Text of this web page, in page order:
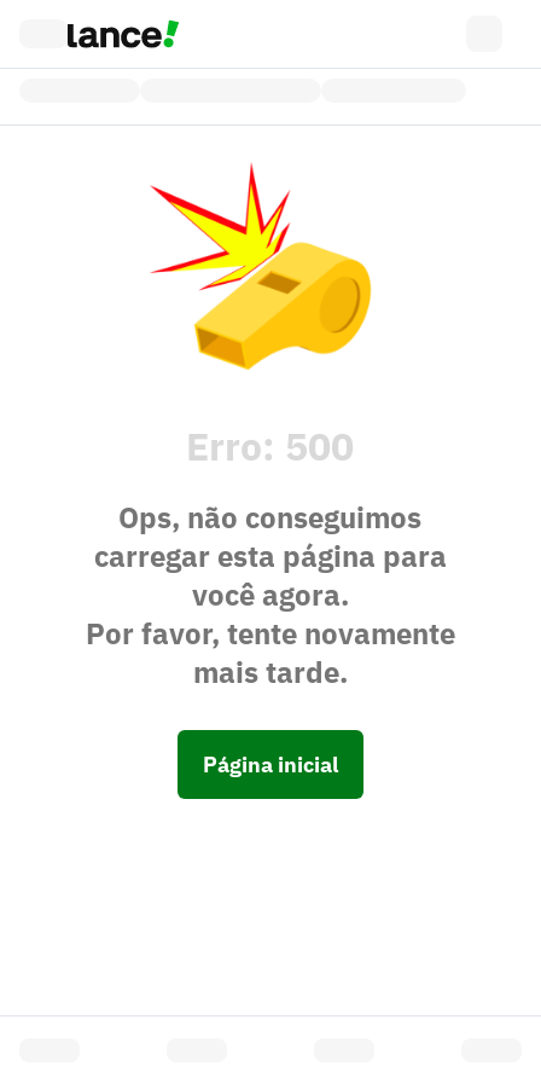
Erro: 500
Ops, não conseguimos
carregar esta página para
você agora.
Por favor, tente novamente
mais tarde.
Página inicial